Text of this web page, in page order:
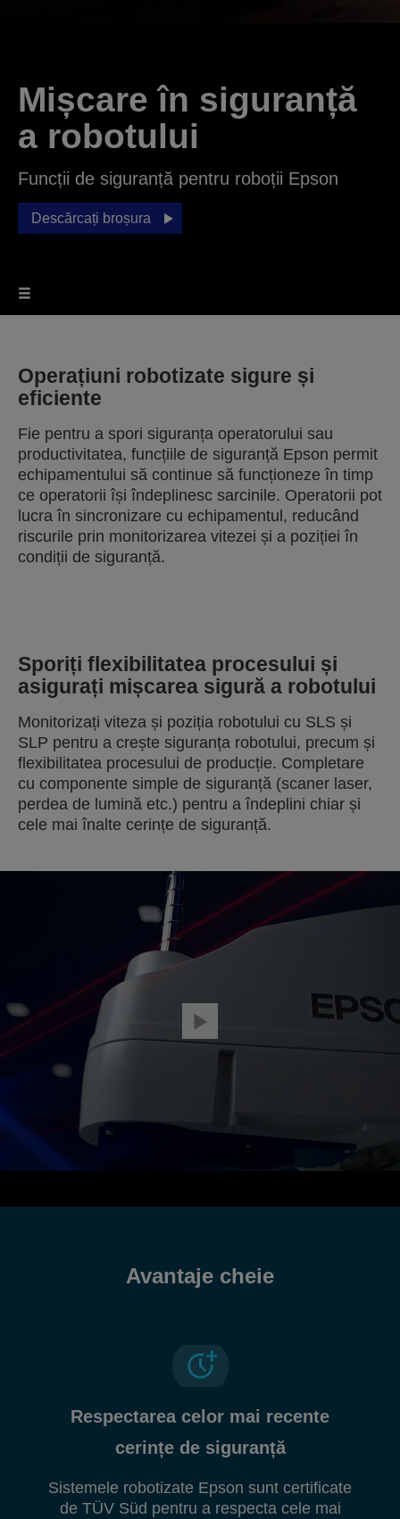
Mișcare în siguranță
a robotului
Funcții de siguranță pentru roboții Epson
Descărcați broșura
Operațiuni robotizate sigure și
eficiente
Fie pentru a spori siguranța operatorului sau
productivitatea, funcțiile de siguranță Epson permit
echipamentului să continue să funcționeze în timp
ce operatorii își îndeplinesc sarcinile. Operatorii pot
lucra în sincronizare cu echipamentul, reducând
riscurile prin monitorizarea vitezei și a poziției în
condiții de siguranță.
Sporiți flexibilitatea procesului și
asigurați mișcarea sigură a robotului
Monitorizați viteza și poziția robotului cu SLS și
SLP pentru a crește siguranța robotului, precum și
flexibilitatea procesului de producție. Completare
cu componente simple de siguranță (scaner laser,
perdea de lumină etc.) pentru a îndeplini chiar și
cele mai înalte cerințe de siguranță.
Avantaje cheie
Respectarea celor mai recente
cerințe de siguranță
Sistemele robotizate Epson sunt certificate
de TÜV Süd pentru a respecta cele mai